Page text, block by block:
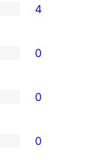
4
0
0
0